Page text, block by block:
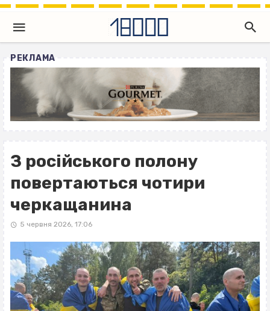
РЕКЛАМА
З російського полону
повертаються чотири
черкащанина
5 червня 2026, 17:06